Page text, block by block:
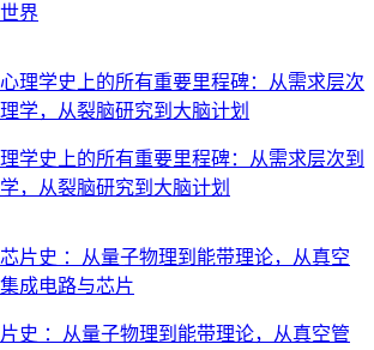
界
学史上的所有重要里程碑：从需求层次到
，从裂脑研究到大脑计划
史 ：从量子物理到能带理论，从真空管